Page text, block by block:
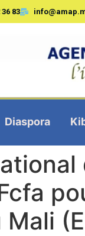
36 83
Diaspora
Mali